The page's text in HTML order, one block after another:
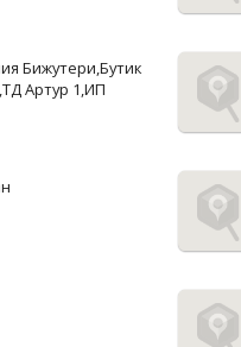
Бижутери,Бутик
Артур 1,ИП